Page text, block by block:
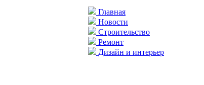
Главная
Новости
Строительство
Ремонт
Дизайн и интерьер